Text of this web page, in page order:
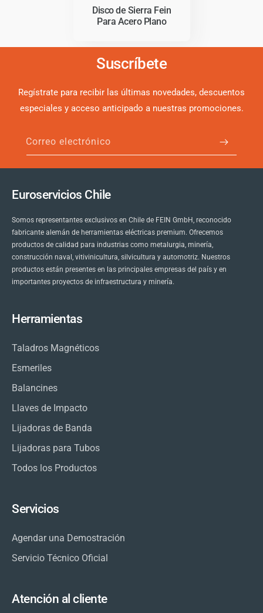
Disco de Sierra Fein
Para Acero Plano
Suscríbete
Regístrate para recibir las últimas novedades, descuentos
especiales y acceso anticipado a nuestras promociones.
Correo electrónico
Euroservicios Chile
Somos representantes exclusivos en Chile de FEIN GmbH, reconocido
fabricante alemán de herramientas eléctricas premium. Ofrecemos
productos de calidad para industrias como metalurgia, minería,
construcción naval, vitivinicultura, silvicultura y automotriz. Nuestros
productos están presentes en las principales empresas del país y en
importantes proyectos de infraestructura y minería.
Herramientas
Taladros Magnéticos
Esmeriles
Balancines
Llaves de Impacto
Lijadoras de Banda
Lijadoras para Tubos
Todos los Productos
Servicios
Agendar una Demostración
Servicio Técnico Oficial
Atención al cliente